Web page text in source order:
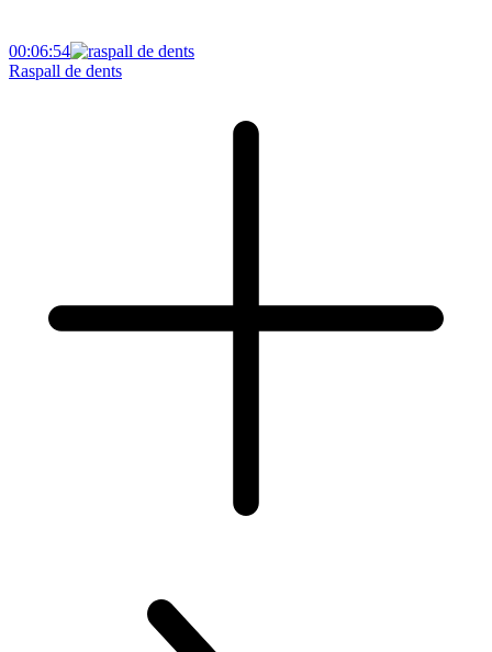
00:06:54
Raspall de dents